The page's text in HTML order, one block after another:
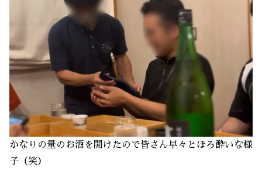
かなりの量のお酒を開けたので皆さん早々とほろ酔いな様
子（笑）